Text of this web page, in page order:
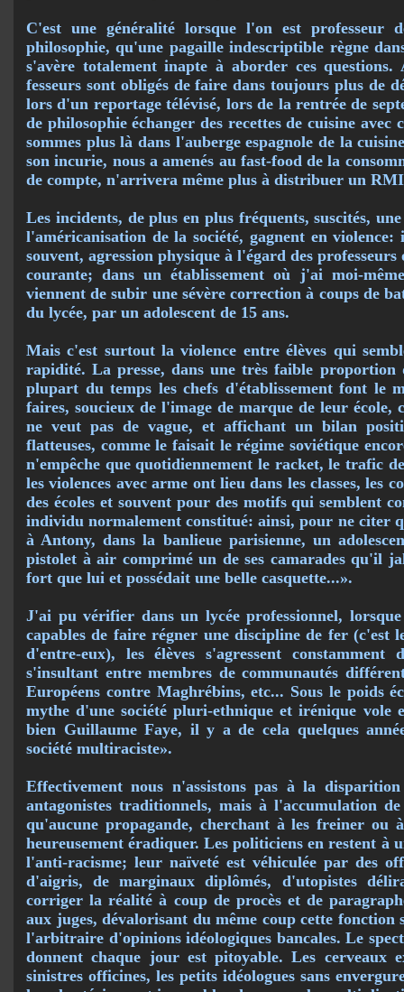
C'est une généralité lorsque l'on est professeur
philosophie, qu'une pagaille indescriptible règne
s'avère totalement inapte à aborder ces
fesseurs sont obligés de faire dans toujours plus de
lors d'un reportage télévisé, lors de la rentrée de
de philosophie échanger des recettes de cuisine avec
sommes plus là dans l'auberge espagnole de la
son incurie, nous a amenés au fast-food de la
de compte, n'arrivera même plus à distribuer un
Les incidents, de plus en plus fréquents, suscités,
l'américanisation de la société, gagnent en violence:
souvent, agression physique à l'égard des
courante; dans un établissement où j'ai moi-
viennent de subir une sévère cor­rec­tion à coups de
du lycée, par un adolescent de 15 ans.
Mais c'est surtout la violence entre élèves qui
rapidité. La presse, dans une très faible pro­portion
plupart du temps les chefs d'établissement font le
faires, soucieux de l'image de marque de leur
ne veut pas de vague, et affichant un bilan
flatteuses, comme le faisait le régime soviétique
n'empêche que quotidiennement le racket, le trafic
les violences avec arme ont lieu dans les classes, les
des écoles et souvent pour des motifs qui semblent
individu normalement constitué: ainsi, pour ne citer
à Antony, dans la banlieue parisienne, un
pistolet à air comprimé un de ses camarades qu'il
fort que lui et possédait une belle casquette...».
J'ai pu vérifier dans un lycée professionnel,
capables de faire régner une discipline de fer (c'est
d'entre-eux), les élèves s'agressent
s'insultant entre membres de communautés
Européens contre Maghrébins, etc... Sous le poids
mythe d'une société pluri-ethnique et irénique vole
bien Guillaume Faye, il y a de cela quelques
société multiraciste».
Effectivement nous n'assistons pas à la
antagonistes traditionnels, mais à l'accumulation
qu'aucune propagande, cherchant à les freiner
heureusement éradiquer. Les politiciens en restent à
l'anti-racisme; leur naïveté est véhiculée par des
d'aigris, de marginaux diplômés, d'utopistes
corriger la réalité à coup de procès et de
aux juges, dévalorisant du même coup cette
l'arbitraire d'opinions idéologiques bancales. Le
donnent chaque jour est pitoyable. Les cerveaux
sinistres officines, les petits idéologues sans